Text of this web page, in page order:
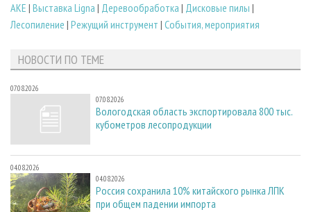
AKE | Выставка Ligna | Деревообработка | Дисковые пилы |
Лесопиление | Режущий инструмент | События, мероприятия
НОВОСТИ ПО ТЕМЕ
07.08.2026
07.08.2026
Вологодская область экспортировала 800 тыс.
кубометров лесопродукции
04.08.2026
04.08.2026
Россия сохранила 10% китайского рынка ЛПК
при общем падении импорта